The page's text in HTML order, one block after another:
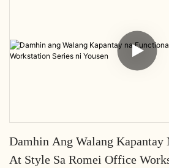
Damhin Ang Walang
At Style Sa Romei Office